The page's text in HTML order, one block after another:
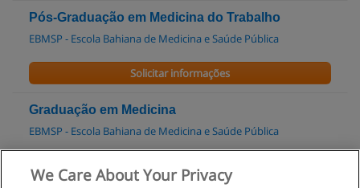
Pós-Graduação em Medicina do Trabalho
EBMSP - Escola Bahiana de Medicina e Saúde Pública
Solicitar informações
Graduação em Medicina
EBMSP - Escola Bahiana de Medicina e Saúde Pública
Solicitar informações
We Care About Your Privacy